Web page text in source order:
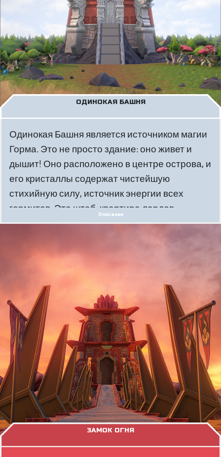
ОДИНОКАЯ БАШНЯ
Одинокая Башня является источником магии
Горма. Это не просто здание: оно живет и
дышит! Оно расположено в центре острова, и
его кристаллы содержат чистейшую
стихийную силу, источник энергии всех
гормитов. Это штаб-квартира лордов,
защищенная неразрушимым энергетическим
щитом, состоящим из четырех элементов.
Описание
ЗАМОК ОГНЯ